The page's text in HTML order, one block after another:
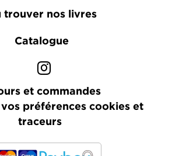
trouver nos livres
Catalogue
et commandes
vos préférences cookies et
traceurs